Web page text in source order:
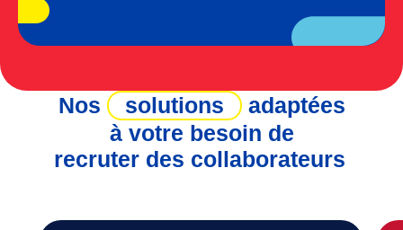
Nos solutions
adaptées
à votre besoin de
recruter des collaborateurs